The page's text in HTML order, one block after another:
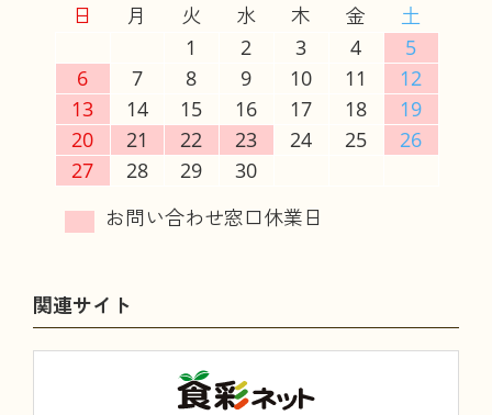
日 月 火 水 木 金
土
1
2 3 4
5
6
7 8 9 10 11
12
13
14 15 16 17 18
19
20
21 22 23 24 25
26
27
28 29 30
関連サイト